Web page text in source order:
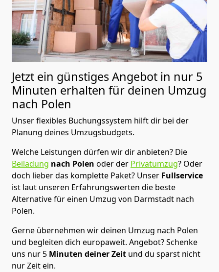
Jetzt ein günstiges Angebot in nur 5
Minuten erhalten für deinen Umzug
nach Polen
Unser flexibles Buchungssystem hilft dir bei der
Planung deines Umzugsbudgets.
Welche Leistungen dürfen wir dir anbieten? Die
Beiladung nach Polen oder der Privatumzug? Oder
doch lieber das komplette Paket? Unser Fullservice
ist laut unseren Erfahrungswerten die beste
Alternative für einen Umzug von Darmstadt nach
Polen.
Gerne übernehmen wir deinen Umzug nach Polen
und begleiten dich europaweit. Angebot? Schenke
uns nur 5 Minuten deiner Zeit und du sparst nicht
nur Zeit ein.